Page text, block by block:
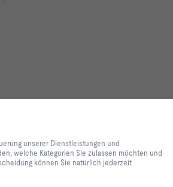
unserer Dienstleistungen und
welche Kategorien Sie zulassen möchten und
können Sie natürlich jederzeit